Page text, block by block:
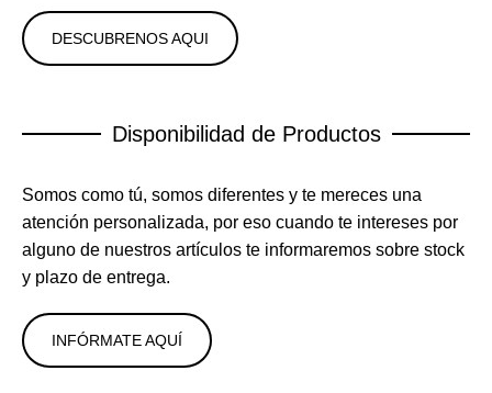
DESCUBRENOS AQUI
Disponibilidad de Productos
Somos como tú, somos diferentes y te mereces una
atención personalizada, por eso cuando te intereses por
alguno de nuestros artículos te informaremos sobre stock
y plazo de entrega.
INFÓRMATE AQUÍ